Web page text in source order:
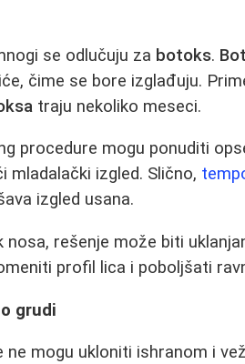
se odlučuju za botoks.
čime se bore izglađuju.
traju nekoliko meseci.
procedure mogu ponuditi
mladalački izgled. Slično,
izgled usana.
rešenje može biti
profil lica i poboljšati
grudi
ne mogu ukloniti ishranom i